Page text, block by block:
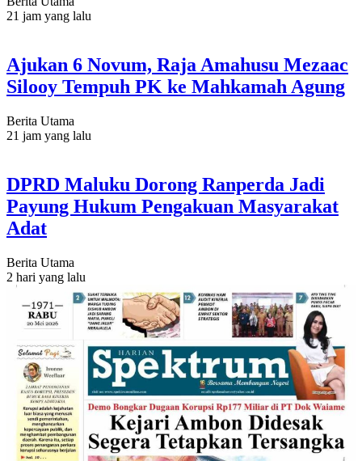
21 jam yang lalu
Ajukan 6 Novum, Raja Amahusu Mezaac
Silooy Tempuh PK ke Mahkamah Agung
Berita Utama
21 jam yang lalu
DPRD Maluku Dorong Ranperda Jadi
Payung Hukum Pengakuan Masyarakat
Adat
Berita Utama
2 hari yang lalu